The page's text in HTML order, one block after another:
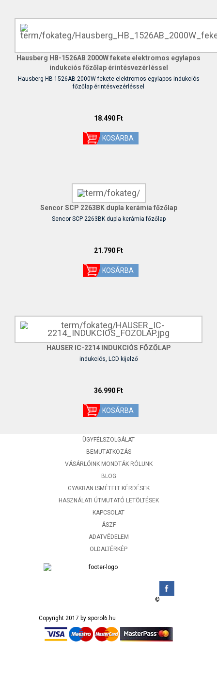
Hausberg HB-1526AB 2000W fekete elektromos egylapos
indukciós főzőlap érintésvezérléssel
Hausberg HB-1526AB 2000W fekete elektromos egylapos indukciós
főzőlap érintésvezérléssel
18.490 Ft
Sencor SCP 2263BK dupla kerámia főzőlap
Sencor SCP 2263BK dupla kerámia főzőlap
21.790 Ft
HAUSER IC-2214 INDUKCIÓS FŐZŐLAP
indukciós, LCD kijelző
36.990 Ft
ÜGYFÉLSZOLGÁLAT
BEMUTATKOZÁS
VÁSÁRLÓINK MONDTÁK RÓLUNK
BLOG
GYAKRAN ISMÉTELT KÉRDÉSEK
HASZNÁLATI ÚTMUTATÓ LETÖLTÉSEK
KAPCSOLAT
ÁSZF
ADATVÉDELEM
OLDALTÉRKÉP
©
Copyright 2017 by sporol6.hu